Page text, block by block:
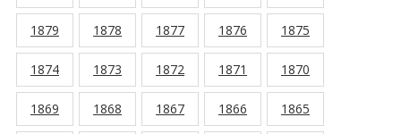
1879 1878 1877 1876 1875
1874 1873 1872 1871 1870
1869 1868 1867 1866 1865